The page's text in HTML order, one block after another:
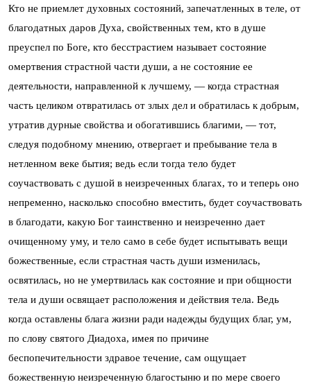
Кто не приемлет духовных состояний, запечатленных в теле, от
благодатных даров Духа, свойственных тем, кто в душе
преуспел по Боге, кто бесстрастием называет состояние
омертвения страстной части души, а не состояние ее
деятельности, направленной к лучшему, — когда страстная
часть целиком отвратилась от злых дел и обратилась к добрым,
утратив дурные свойства и обогатившись благими, — тот,
следуя подобному мнению, отвергает и пребывание тела в
нетленном веке бытия; ведь если тогда тело будет
соучаствовать с душой в неизреченных благах, то и теперь оно
непременно, насколько способно вместить, будет соучаствовать
в благодати, какую Бог таинственно и неизреченно дает
очищенному уму, и тело само в себе будет испытывать вещи
божественные, если страстная часть души изменилась,
освятилась, но не умертвилась как состояние и при общности
тела и души освящает расположения и действия тела. Ведь
когда оставлены блага жизни ради надежды будущих благ, ум,
по слову святого Диадоха, имея по причине
беспопечительности здравое течение, сам ощущает
божественную неизреченную благостыню и по мере своего